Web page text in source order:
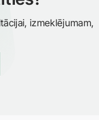
izmeklējumam,